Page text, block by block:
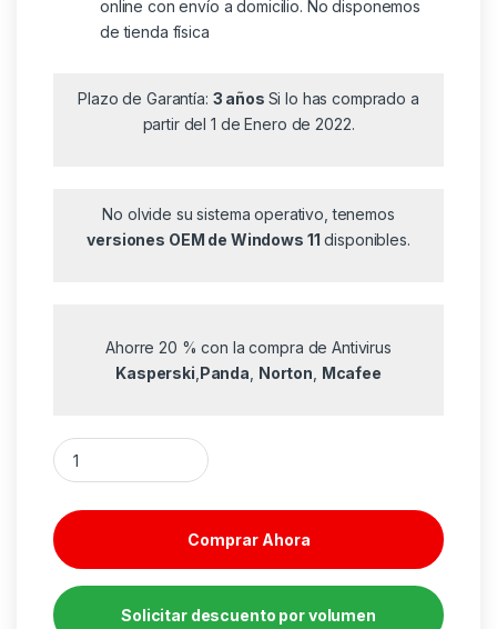
online con envío a domicilio. No disponemos
de tienda física
Plazo de Garantía: 3 años Si lo has comprado a
partir del 1 de Enero de 2022.
No olvide su sistema operativo, tenemos
versiones OEM de Windows 11 disponibles.
Ahorre 20 % con la compra de Antivirus
Kasperski Panda Norton Mcafee
Tarjeta Gráfica Gigabyte GeForce RTX 5050 D6 8G/ 8GB
Comprar Ahora
Solicitar descuento por volumen